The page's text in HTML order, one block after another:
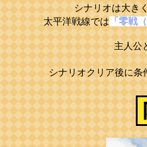
シナリオは大き
太平洋戦線では 「零戦
主人公
シナリオクリア後に条